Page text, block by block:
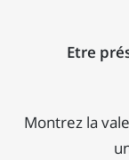
Etre
Montrez la